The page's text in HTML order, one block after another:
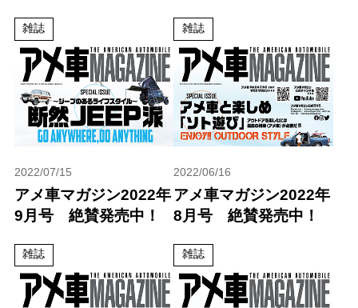
雑誌 雑誌
2022/07/15
アメ車マガジン2022年
9月号 絶賛発売中！
雑誌
2022/06/16
アメ車マガジン2022年
8月号 絶賛発売中！
雑誌